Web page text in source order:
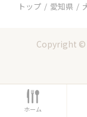
トップ 愛知県
Copyright ©
ホ
ー
ホーム